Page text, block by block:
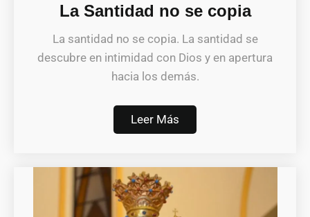
La Santidad no se copia
La santidad no se copia. La santidad se
descubre en intimidad con Dios y en apertura
hacia los demás.
Leer Más